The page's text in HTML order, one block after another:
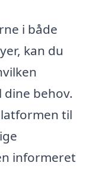
i både
kan du
behov.
til
informeret